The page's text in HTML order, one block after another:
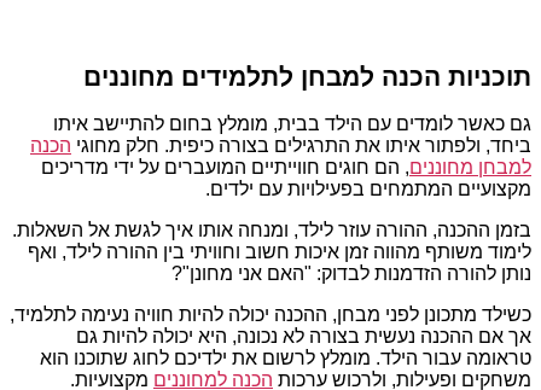
תוכניות הכנה למבחן לתלמידים מחוננים
גם כאשר לומדים עם הילד בבית, מומלץ בחום להתיישב איתו
ביחד, ולפתור איתו את התרגילים בצורה כיפית. חלק מחוגי הכנה
למבחן מחוננים, הם חוגים חווייתיים המועברים על ידי מדריכים
מקצועיים המתמחים בפעילויות עם ילדים.
בזמן ההכנה, ההורה עוזר לילד, ומנחה אותו איך לגשת אל השאלות.
לימוד משותף מהווה זמן איכות חשוב וחוויתי בין ההורה לילד, ואף
נותן להורה הזדמנות לבדוק: "האם אני מחונן"?
כשילד מתכונן לפני מבחן, ההכנה יכולה להיות חוויה נעימה לתלמיד,
אך אם ההכנה נעשית בצורה לא נכונה, היא יכולה להיות גם
טראומה עבור הילד. מומלץ לרשום את ילדיכם לחוג שתוכנו הוא
משחקים ופעילות, ולרכוש ערכות הכנה למחוננים מקצועיות.